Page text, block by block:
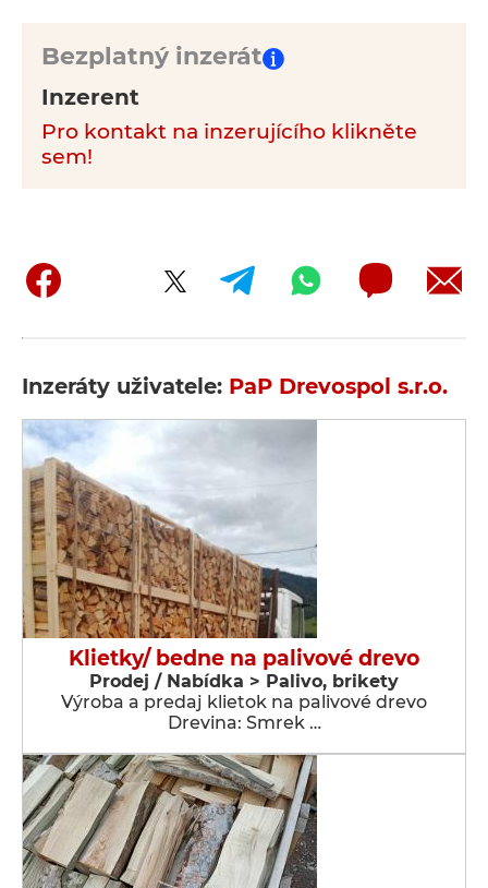
Bezplatný inzerát
Inzerent
Pro kontakt na inzerujícího klikněte
sem!
Inzeráty uživatele: PaP Drevospol s.r.o.
Klietky/ bedne na palivové drevo
Prodej / Nabídka > Palivo, brikety
Výroba a predaj klietok na palivové drevo
Drevina: Smrek …